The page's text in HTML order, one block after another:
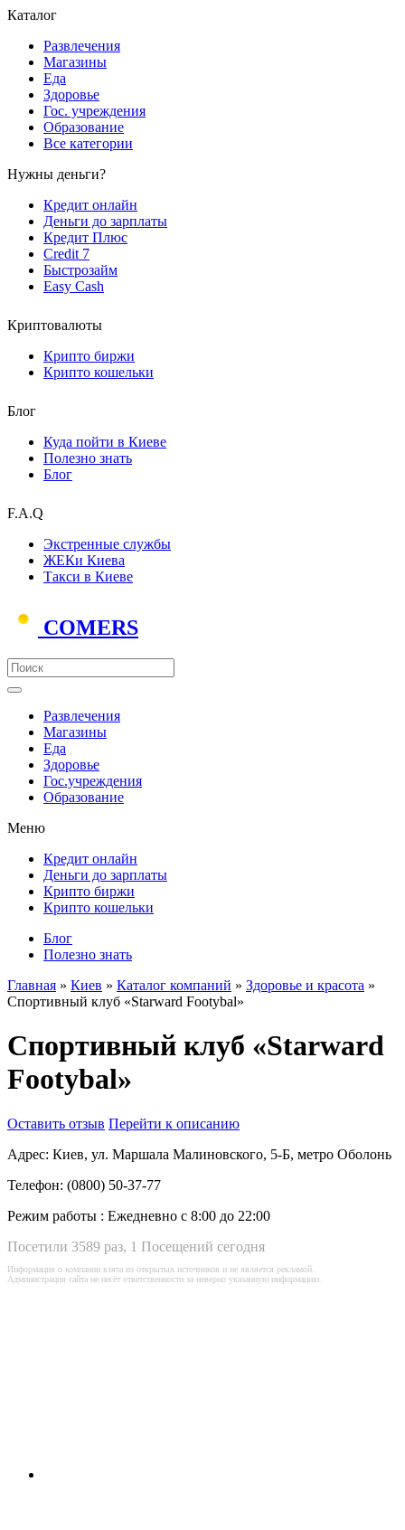
Каталог
Развлечения
Магазины
Еда
Здоровье
Гос. учреждения
Образование
Все категории
Нужны деньги?
Кредит онлайн
Деньги до зарплаты
Кредит Плюс
Credit 7
Быстрозайм
Easy Cash
Криптовалюты
Крипто биржи
Крипто кошельки
Блог
Куда пойти в Киеве
Полезно знать
Блог
F.A.Q
Экстренные службы
ЖЕКи Киева
Такси в Киеве
COMERS
Развлечения
Магазины
Еда
Здоровье
Гос.учреждения
Образование
Меню
Кредит онлайн
Деньги до зарплаты
Крипто биржи
Крипто кошельки
Блог
Полезно знать
Главная » Киев » Каталог компаний » Здоровье и красота »
Спортивный клуб «Starward Footybal»
Спортивный клуб «Starward
Footybal»
Оставить отзыв Перейти к описанию
Адрес: Киев, ул. Маршала Малиновского, 5-Б, метро Оболонь
Телефон: (0800) 50-37-77
Режим работы : Ежедневно с 8:00 до 22:00
Посетили 3589 раз, 1 Посещений сегодня
Информация о компании взята из открытых источников и не является рекламой.
Администрация сайта не несёт ответственности за неверно указанную информацию.